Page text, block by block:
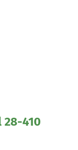
28-410